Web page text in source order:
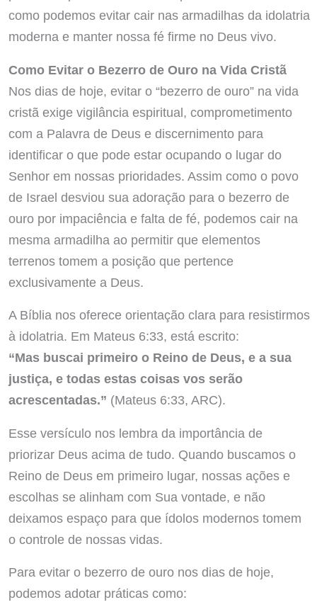
como podemos evitar cair nas armadilhas da idolatria
moderna e manter nossa fé firme no Deus vivo.
Como Evitar o Bezerro de Ouro na Vida Cristã
Nos dias de hoje, evitar o “bezerro de ouro” na vida
cristã exige vigilância espiritual, comprometimento
com a Palavra de Deus e discernimento para
identificar o que pode estar ocupando o lugar do
Senhor em nossas prioridades. Assim como o povo
de Israel desviou sua adoração para o bezerro de
ouro por impaciência e falta de fé, podemos cair na
mesma armadilha ao permitir que elementos
terrenos tomem a posição que pertence
exclusivamente a Deus.
A Bíblia nos oferece orientação clara para resistirmos
à idolatria. Em Mateus 6:33, está escrito:
“Mas buscai primeiro o Reino de Deus, e a sua
justiça, e todas estas coisas vos serão
acrescentadas.” (Mateus 6:33, ARC).
Esse versículo nos lembra da importância de
priorizar Deus acima de tudo. Quando buscamos o
Reino de Deus em primeiro lugar, nossas ações e
escolhas se alinham com Sua vontade, e não
deixamos espaço para que ídolos modernos tomem
o controle de nossas vidas.
Para evitar o bezerro de ouro nos dias de hoje,
podemos adotar práticas como: